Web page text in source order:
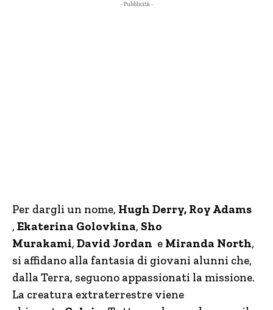
- Pubblicità -
Per dargli un nome, Hugh Derry, Roy Adams
, Ekaterina Golovkina, Sho
Murakami, David Jordan e Miranda North,
si affidano alla fantasia di giovani alunni che,
dalla Terra, seguono appassionati la missione.
La creatura extraterrestre viene